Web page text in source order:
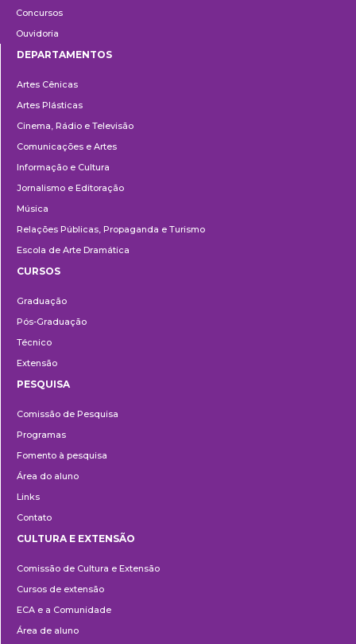
Concursos
Ouvidoria
DEPARTAMENTOS
Artes Cênicas
Artes Plásticas
Cinema, Rádio e Televisão
Comunicações e Artes
Informação e Cultura
Jornalismo e Editoração
Música
Relações Públicas, Propaganda e Turismo
Escola de Arte Dramática
CURSOS
Graduação
Pós-Graduação
Técnico
Extensão
PESQUISA
Comissão de Pesquisa
Programas
Fomento à pesquisa
Área do aluno
Links
Contato
e
Extensão
CULTURA E EXTENSÃO
Comissão de Cultura e Extensão
Cursos de extensão
ECA e a Comunidade
Área de aluno